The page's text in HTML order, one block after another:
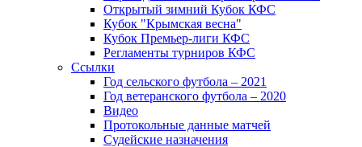
Открытый зимний Кубок КФС
Кубок "Крымская весна"
Кубок Премьер-лиги КФС
Регламенты турниров КФС
Ссылки
Год сельского футбола – 2021
Год ветеранского футбола – 2020
Видео
Протокольные данные матчей
Судейские назначения